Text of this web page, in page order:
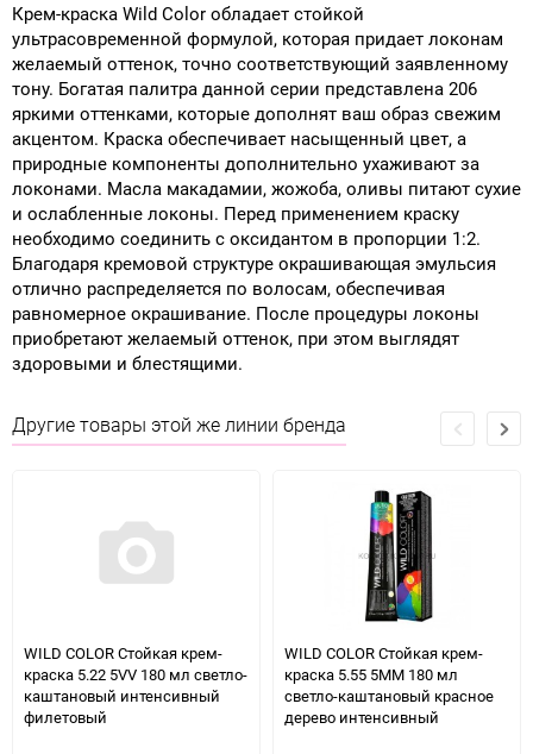
Крем-краска Wild Color обладает стойкой
ультрасовременной формулой, которая придает локонам
желаемый оттенок, точно соответствующий заявленному
тону. Богатая палитра данной серии представлена 206
яркими оттенками, которые дополнят ваш образ свежим
акцентом. Краска обеспечивает насыщенный цвет, а
природные компоненты дополнительно ухаживают за
локонами. Масла макадамии, жожоба, оливы питают сухие
и ослабленные локоны. Перед применением краску
необходимо соединить с оксидантом в пропорции 1:2.
Благодаря кремовой структуре окрашивающая эмульсия
отлично распределяется по волосам, обеспечивая
равномерное окрашивание. После процедуры локоны
приобретают желаемый оттенок, при этом выглядят
здоровыми и блестящими.
Другие товары этой же линии бренда
WILD COLOR Стойкая крем-
краска 5.22 5VV 180 мл светло-
каштановый интенсивный
филетовый
WILD COLOR Стойкая крем-
краска 5.55 5MM 180 мл
светло-каштановый красное
дерево интенсивный